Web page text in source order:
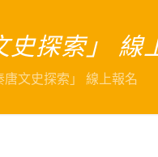
史探索」 線
唐文史探索」 線上報名